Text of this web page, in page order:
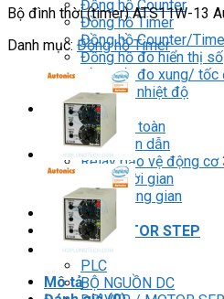
Đồng hồ Counter
Đồng hồ Timer
Đồng hồ Counter/
Đồng hồ đo hiển thị số
Đồng hồ đo xung/ tốc
Đồng hồ nhiệt độ
RELAY
Relay an toàn
Relay bán dẫn
Relay bảo vệ động cơ
Relay thời gian
Relay trung gian
BIẾN TẦN
DRIVER / MOTOR STEP
HMI
PLC
BỘ NGUỒN DC
Bộ đình thời (timer) ATS11W-13
Danh mục: Đồng hồ Timer
Mô tả